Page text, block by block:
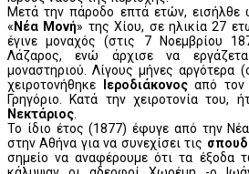
Μετά την πάροδο επτά ετών, εισήλθε
« Νέα Μονή» της Χίου, σε ηλικία 27
έγινε μοναχός (στις 7 Νοεμβρίου
Λάζαρος, ενώ άρχισε να
μοναστηριού. Λίγους μήνες αργότερα
χειροτονήθηκε
Ιεροδιάκονοςαπό τον
Γρηγόριο. Κατά την χειροτονία του,
Νεκτάριος
Το ίδιο έτος (1877) έφυγε από την
στην Αθήνα για να συνεχίσει τις
σημείο να αναφέρουμε ότι τα έξοδα